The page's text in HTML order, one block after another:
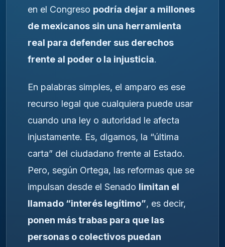
en el Congreso podría dejar a millones
de mexicanos sin una herramienta
real para defender sus derechos
frente al poder o la injusticia.
En palabras simples, el amparo es ese
recurso legal que cualquiera puede usar
cuando una ley o autoridad le afecta
injustamente. Es, digamos, la “última
carta” del ciudadano frente al Estado.
Pero, según Ortega, las reformas que se
impulsan desde el Senado limitan el
llamado “interés legítimo”, es decir,
ponen más trabas para que las
personas o colectivos puedan